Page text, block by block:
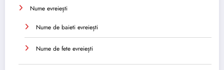
Nume evreiești
Nume de baieti evreiești
Nume de fete evreiești